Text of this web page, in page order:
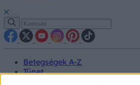
Betegségek A-Z
Tünet